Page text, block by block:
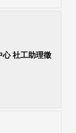
社工助理徵